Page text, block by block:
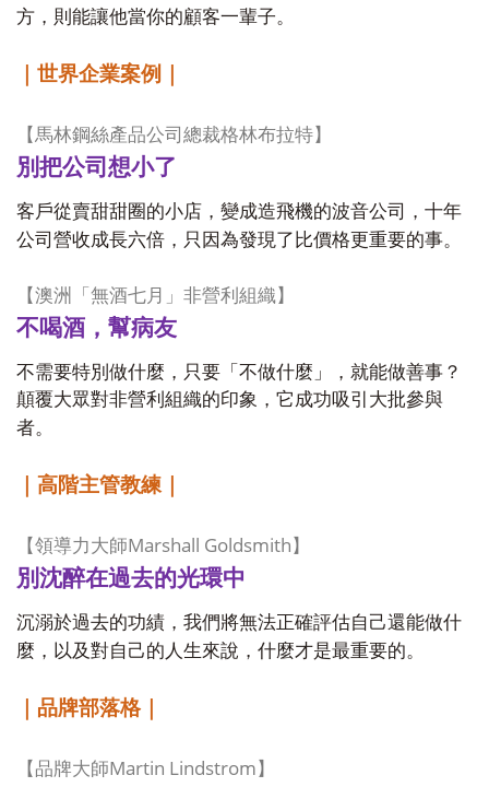
方，則能讓他當你的顧客一輩子。
｜世界企業案例｜
【馬林鋼絲產品公司總裁格林布拉特】
別把公司想小了
客戶從賣甜甜圈的小店，變成造飛機的波音公司，十年
公司營收成長六倍，只因為發現了比價格更重要的事。
【澳洲「無酒七月」非營利組織】
不喝酒，幫病友
不需要特別做什麼，只要「不做什麼」，就能做善事？
顛覆大眾對非營利組織的印象，它成功吸引大批參與
者。
｜高階主管教練｜
【領導力大師Marshall Goldsmith 】
別沈醉在過去的光環中
沉溺於過去的功績，我們將無法正確評估自己還能做什
麼，以及對自己的人生來說，什麼才是最重要的。
｜品牌部落格｜
【品牌大師Martin Lindstrom 】